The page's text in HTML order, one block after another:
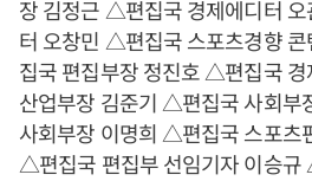
장 김정근 △편집국 경제에디터
터 오창민 △편집국 스포츠경향
집국 편집부장 정진호 △편집국
산업부장 김준기 △편집국 사회
사회부장 이명희 △편집국 스포츠
△편집국 편집부 선임기자 이승